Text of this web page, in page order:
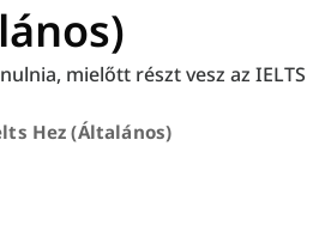
mielőtt részt vesz az IELTS
Hez (általános)